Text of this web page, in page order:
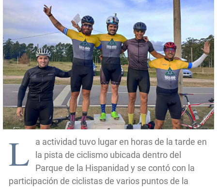
L
a actividad tuvo lugar en horas de la tarde en
la pista de ciclismo ubicada dentro del
Parque de la Hispanidad y se contó con la
participación de ciclistas de varios puntos de la